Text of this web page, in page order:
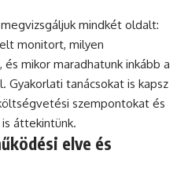
mindkét oldalt:
monitort, milyen
mikor maradhatunk inkább a
Gyakorlati tanácsokat is kapsz
szempontokat és
áttekintünk.
elve és